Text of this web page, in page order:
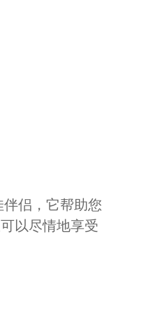
侣，它帮助您
以尽情地享受